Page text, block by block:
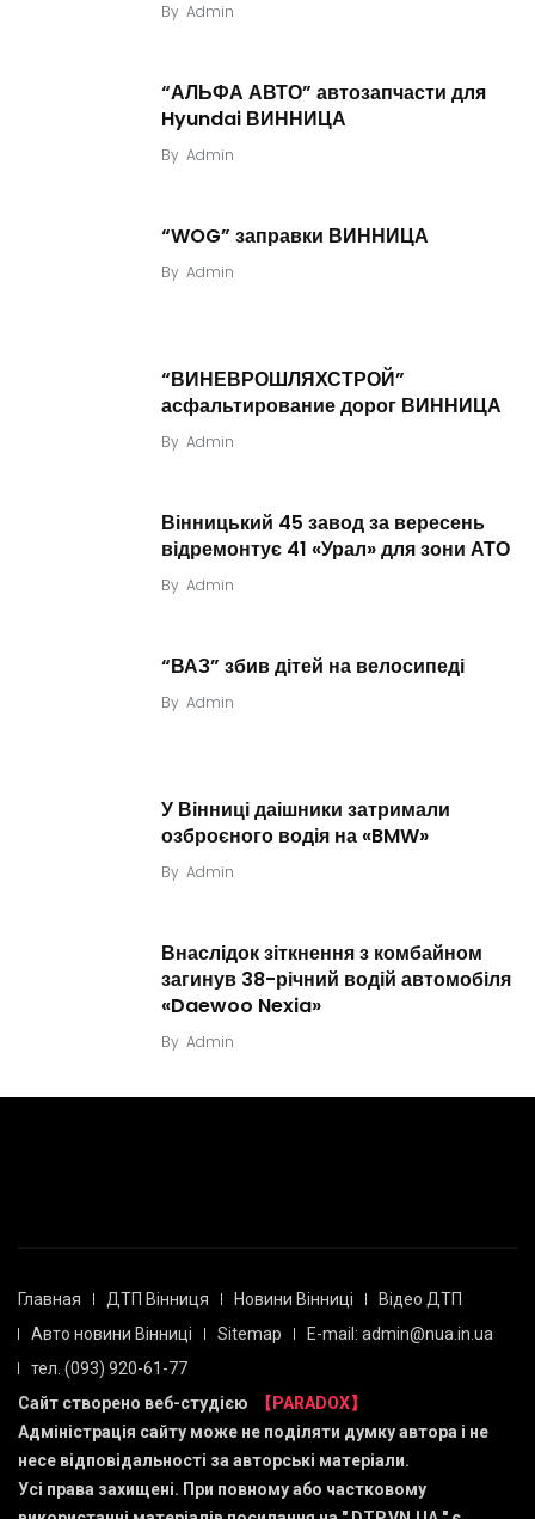
By Admin
“АЛЬФА АВТО” автозапчасти для
Hyundai ВИННИЦА
By Admin
“WOG” заправки ВИННИЦА
By Admin
“ВИНЕВРОШЛЯХСТРОЙ”
асфальтирование дорог ВИННИЦА
By Admin
Вінницький 45 завод за вересень
відремонтує 41 «Урал» для зони АТО
By Admin
“ВАЗ” збив дітей на велосипеді
By Admin
У Вінниці даішники затримали
озброєного водія на «BMW»
By Admin
Внаслідок зіткнення з комбайном
загинув 38-річний водій автомобіля
«Daewoo Nexia»
By Admin
Главная ДТП Вінниця Новини Вінниці
Відео ДТП
Авто новини Вінниці
Sitemap
E-mail: admin@nua.in.ua
тел. (093) 920-61-77
Сайт створено веб-студією
【PARADOX】
Адміністрація сайту може не поділяти думку автора і не
несе відповідальності за авторські матеріали.
Усі права захищені. При повному або частковому